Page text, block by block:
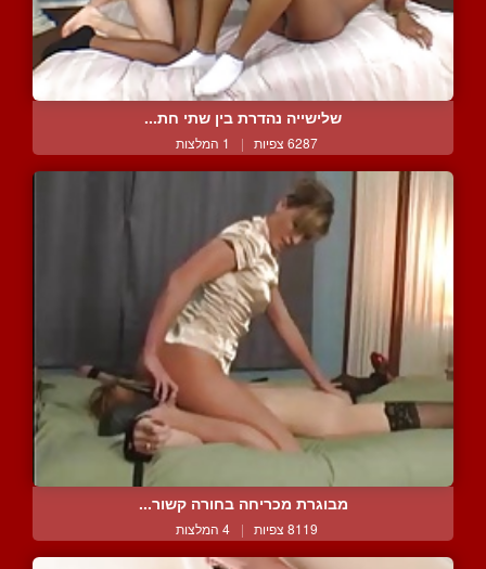
שלישייה נהדרת בין שתי חת...
6287 צפיות | 1 המלצות
מבוגרת מכריחה בחורה קשור...
8119 צפיות | 4 המלצות